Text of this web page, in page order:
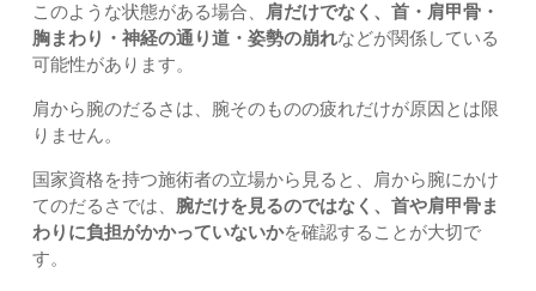
このような状態がある場合、
肩だけでなく、首・肩甲骨・
胸まわり・神経の通り道・姿勢の崩れなどが関係している
可能性があります。
肩から腕のだるさは、腕そのものの疲れだけが原因とは限
りません。
国家資格を持つ施術者の立場から見ると、肩から腕にかけ
てのだるさでは、 腕だけを見るのではなく、首や肩甲骨ま
わりに負担がかかっていないかを確認することが大切で
す。